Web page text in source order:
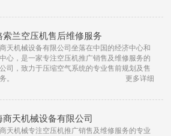
索兰空压机售后维修服务
商天机械设备有限公司坐落在中国的经济中心和
心，是一家专注空压机推广销售及维修服务的
司，致力于压缩空气系统的专业售前规划及售
。
更多详细
商天机械设备有限公司
商天机械专注空压机推广销售及维修服务的专业